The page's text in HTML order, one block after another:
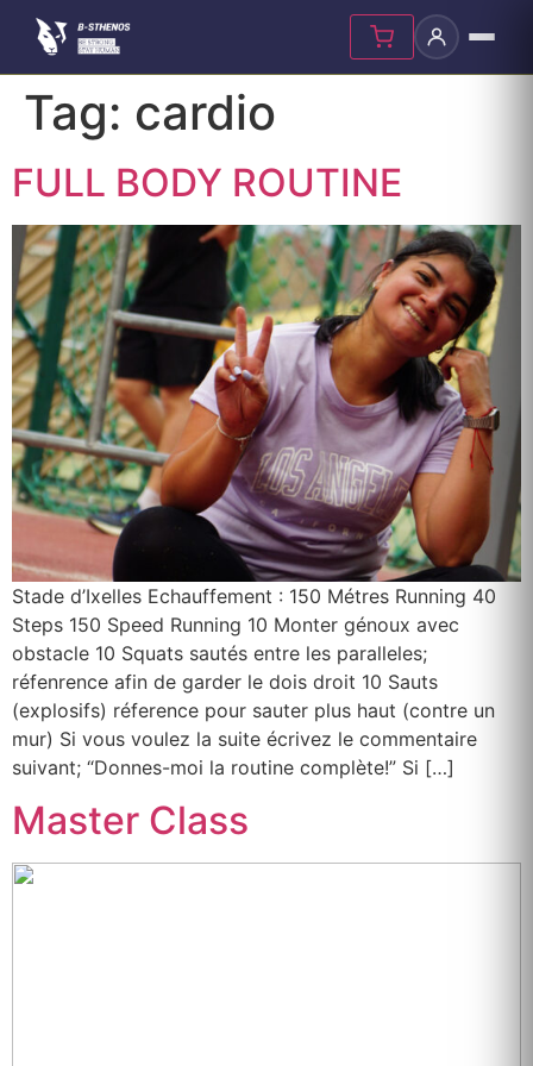
Tag: cardio
FULL BODY ROUTINE
Stade d’Ixelles Echauffement : 150 Métres Running 40
Steps 150 Speed Running 10 Monter génoux avec
obstacle 10 Squats sautés entre les paralleles;
réfenrence afin de garder le dois droit 10 Sauts
(explosifs) réference pour sauter plus haut (contre un
mur) Si vous voulez la suite écrivez le commentaire
suivant; “Donnes-moi la routine complète!” Si […]
Master Class